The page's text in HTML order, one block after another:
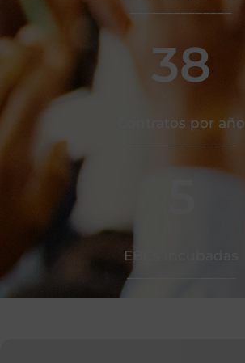
38
Contratos por año
EBCs incubadas
_______________